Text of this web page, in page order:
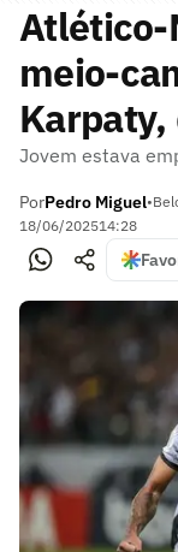
Atlético-
meio-
Karpaty,
Jovem estava
PorPedro Miguel•
18/06/202514:28